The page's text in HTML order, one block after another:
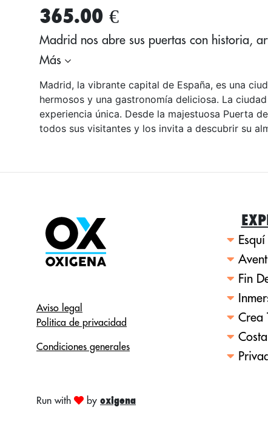
365.00 €
Madrid nos abre sus puertas con historia,
Más
Madrid, la vibrante capital de España, es una
hermosos y una gastronomía deliciosa. La
experiencia única. Desde la majestuosa Puerta
todos sus visitantes y los invita a descubrir su
Aviso legal
Politica de privacidad
Condiciones generales
Run with byoxigena
Esquí
Fin
Crea